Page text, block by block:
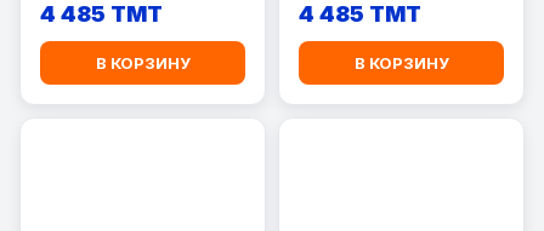
4 485 TMT
В КОРЗИНУ
4 485 TMT
В КОРЗИНУ